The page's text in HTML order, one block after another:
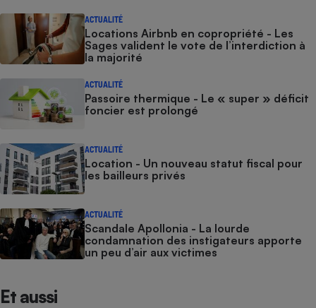
ACTUALITÉ
Locations Airbnb en copropriété - Les
Sages valident le vote de l’interdiction à
la majorité
ACTUALITÉ
Passoire thermique - Le « super » déficit
foncier est prolongé
ACTUALITÉ
Location - Un nouveau statut fiscal pour
les bailleurs privés
ACTUALITÉ
Scandale Apollonia - La lourde
condamnation des instigateurs apporte
un peu d’air aux victimes
Et aussi
Robot ménager